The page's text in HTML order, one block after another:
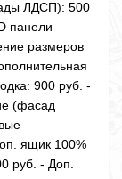
ЛДСП): 500
панели
размеров
900 руб. -
(фасад
ящик 100%
руб. - Доп.